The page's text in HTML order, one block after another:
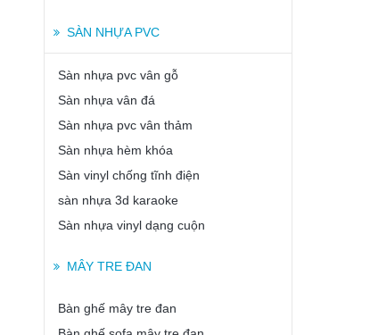
SÀN NHỰA PVC
Sàn nhựa pvc vân gỗ
Sàn nhựa vân đá
Sàn nhựa pvc vân thảm
Sàn nhựa hèm khóa
Sàn vinyl chống tĩnh điện
sàn nhựa 3d karaoke
Sàn nhựa vinyl dạng cuộn
MÂY TRE ĐAN
Bàn ghế mây tre đan